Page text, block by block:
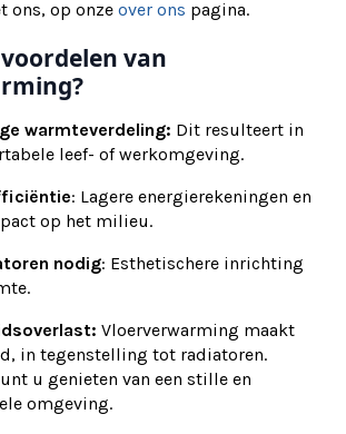
ons, op onze over ons pagina.
van
warmteverdeling: Dit resulteert in
leef- of werkomgeving.
: Lagere energierekeningen en
op het milieu.
nodig: Esthetischere inrichting
Vloerverwarming maakt
in tegenstelling tot radiatoren.
u genieten van een stille en
omgeving.